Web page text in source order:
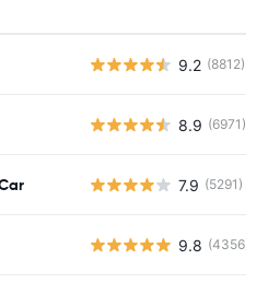
9.2 (8812)
8.9 (6971)
7.9 (5291)
9.8 (4356)